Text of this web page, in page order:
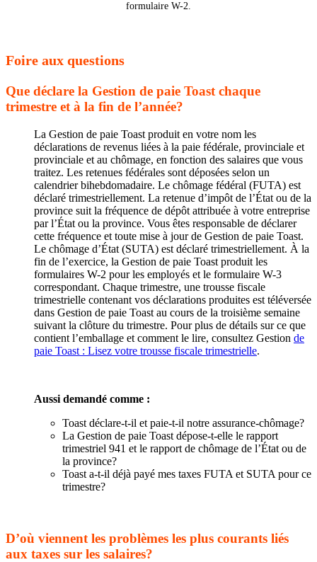
formulaire W-2.
Foire aux questions
Que déclare la Gestion de paie Toast chaque
trimestre et à la fin de l’année?
La Gestion de paie Toast produit en votre nom les
déclarations de revenus liées à la paie fédérale, provinciale et
provinciale et au chômage, en fonction des salaires que vous
traitez. Les retenues fédérales sont déposées selon un
calendrier bihebdomadaire. Le chômage fédéral (FUTA) est
déclaré trimestriellement. La retenue d’impôt de l’État ou de la
province suit la fréquence de dépôt attribuée à votre entreprise
par l’État ou la province. Vous êtes responsable de déclarer
cette fréquence et toute mise à jour de Gestion de paie Toast.
Le chômage d’État (SUTA) est déclaré trimestriellement. À la
fin de l’exercice, la Gestion de paie Toast produit les
formulaires W-2 pour les employés et le formulaire W-3
correspondant. Chaque trimestre, une trousse fiscale
trimestrielle contenant vos déclarations produites est téléversée
dans Gestion de paie Toast au cours de la troisième semaine
suivant la clôture du trimestre. Pour plus de détails sur ce que
contient l’emballage et comment le lire, consultez Gestion de
paie Toast : Lisez votre trousse fiscale trimestrielle.
Aussi demandé comme :
Toast déclare-t-il et paie-t-il notre assurance-chômage?
La Gestion de paie Toast dépose-t-elle le rapport
trimestriel 941 et le rapport de chômage de l’État ou de
la province?
Toast a-t-il déjà payé mes taxes FUTA et SUTA pour ce
trimestre?
D’où viennent les problèmes les plus courants liés
aux taxes sur les salaires?